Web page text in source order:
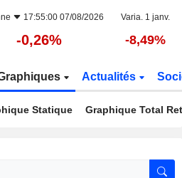
17:55:00 07/08/2026 Varia. 1 janv.
-0,26% -8,49%
Actualités
Statique Graphique Total